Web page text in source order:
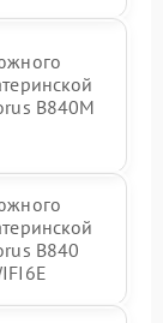
B840M
B840